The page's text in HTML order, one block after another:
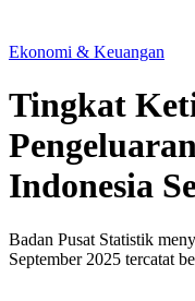
Ekonomi & Keuangan
Tingkat
Indonesia
Badan Pusat Statistik
September 2025 tercatat